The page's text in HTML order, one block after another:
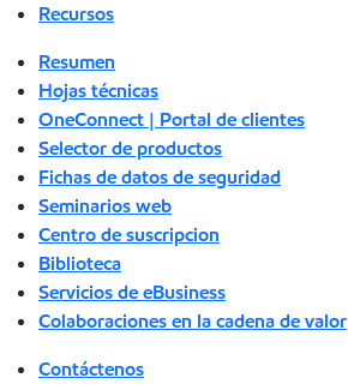
Recursos
Resumen
Hojas técnicas
OneConnect | Portal de clientes
Selector de productos
Fichas de datos de seguridad
Seminarios web
Centro de suscripcion
Biblioteca
Servicios de eBusiness
Colaboraciones en la cadena de valor
Contáctenos